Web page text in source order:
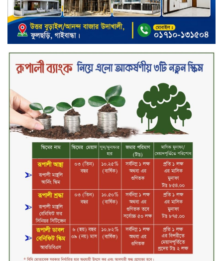
মুখোমুখি সংঘর্ষে ৮ জন নিহত
২০২৯ সালের মধ্যে বাংলাদেশের
সবচেয়ে বিশ্বস্ত, টেকসই ও ক্যাশলেস
ব্যাংক হওয়ার লক্ষ্য নিয়ে ‘ভিশন ২০২৯’
উন্মোচন করল কমিউনিটি ব্যাংক
শিক্ষার্থীদের জন্য দারাজে এক্সক্লুসিভ
ডিসকাউন্ট নিয়ে আসছে রিয়েলমি
সি১০০এক্স
পরিবারের কাছে কিশোরের কান্নাজড়িত
কণ্ঠ শোনিয়ে ১২ লাখ টাকা মুক্তিপণ
দাবি, টাকা না পেয়ে শ্বাসরোধে হত্যা—
আলোচিত রাফিজ হত্যা মামলার অন্যতম
আসামি গাজীপুর থেকে গ্রেফতার
নড়াইলে বিএনপির ৬ নেতার
বহিষ্কারাদেশ প্রত্যাহার